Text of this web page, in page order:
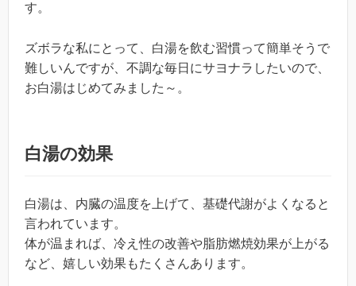
す。
ズボラな私にとって、白湯を飲む習慣って簡単そうで
難しいんですが、不調な毎日にサヨナラしたいので、
お白湯はじめてみました～。
白湯の効果
白湯は、内臓の温度を上げて、基礎代謝がよくなると
言われています。
体が温まれば、冷え性の改善や脂肪燃焼効果が上がる
など、嬉しい効果もたくさんあります。